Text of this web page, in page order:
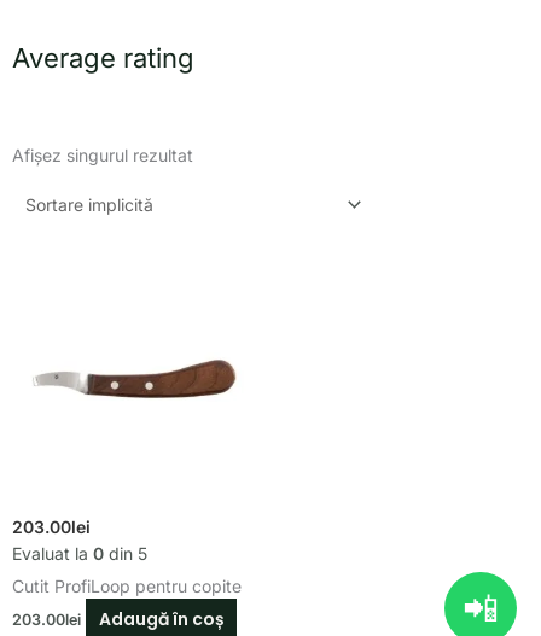
Average rating
Afișez singurul rezultat
203.00lei
Evaluat la 0 din 5
Cutit ProfiLoop pentru copite
203.00lei Adaugă în coș 📲